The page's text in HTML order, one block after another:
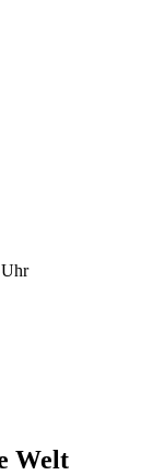
Welt